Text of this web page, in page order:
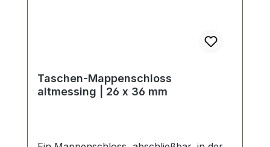
Taschen-Mappenschloss
altmessing | 26 x 36 mm